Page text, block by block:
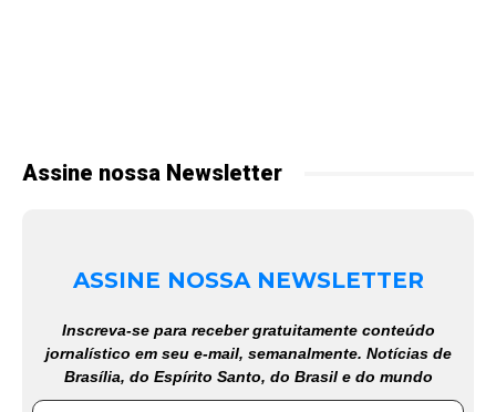
Assine nossa Newsletter
ASSINE NOSSA NEWSLETTER
Inscreva-se para receber gratuitamente conteúdo
jornalístico em seu e-mail, semanalmente. Notícias de
Brasília, do Espírito Santo, do Brasil e do mundo